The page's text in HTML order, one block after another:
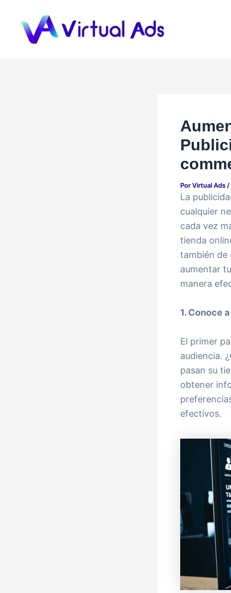
contenido
PorVirtual Ads /
La
cualquier
cada vez
tienda
también de
aumentar
manera
1. Conoce
El primer
audiencia.
pasan su
obtener
efectivos.